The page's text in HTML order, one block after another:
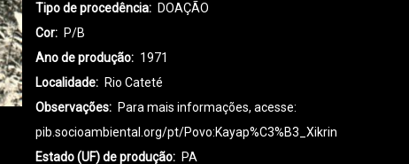
Tipo de procedência
DOAÇÃO
Cor
P/B
Ano de produção
1971
Localidade
Rio Cateté
Observações
Para mais informações, acesse:
pib.socioambiental.org/pt/Povo:Kayap%C3%B3_Xikrin
Estado (UF) de produção
PA